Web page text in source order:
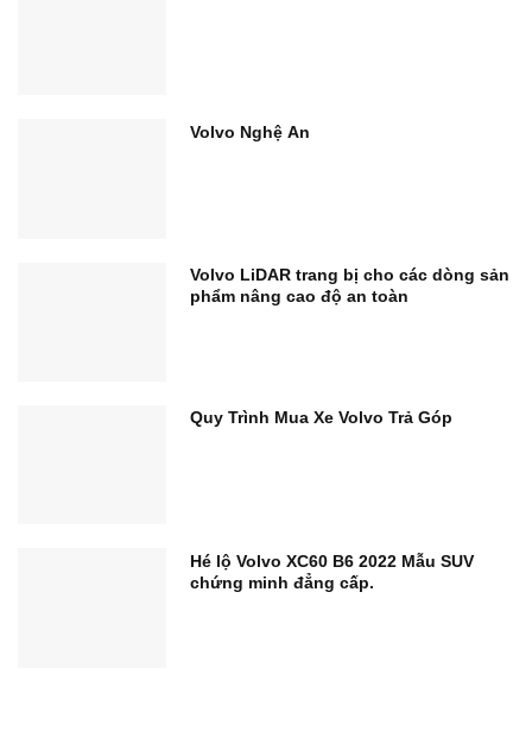
Volvo Nghệ An
Volvo LiDAR trang bị cho các dòng sản
phẩm nâng cao độ an toàn
Quy Trình Mua Xe Volvo Trả Góp
Hé lộ Volvo XC60 B6 2022 Mẫu SUV
chứng minh đẳng cấp.